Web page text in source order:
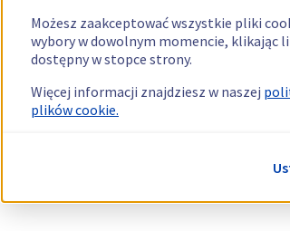
Możesz zaakceptować wszystkie pliki
wybory w dowolnym momencie, klikając
dostępny w stopce strony.
Więcej informacji znajdziesz w naszej
plików cookie.